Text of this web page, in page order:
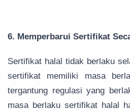
6. Memperbarui Sertifikat
Sertifikat halal tidak berlaku
sertifikat memiliki masa
tergantung regulasi yang
masa berlaku sertifikat halal